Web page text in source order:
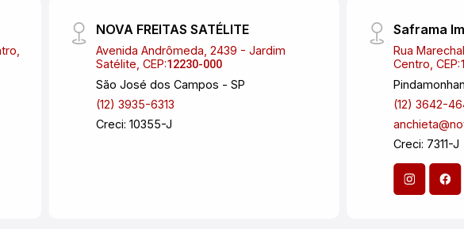
NOVA FREITAS SATÉLITE
Avenida Andrômeda, 2439 - Jardim
Satélite, CEP:12230-000
São José dos Campos - SP
(12) 3935-6313
Creci: 10355-J
Saframa
Rua
Centro, CEP:
(12) 3642-
Creci: 7311-J